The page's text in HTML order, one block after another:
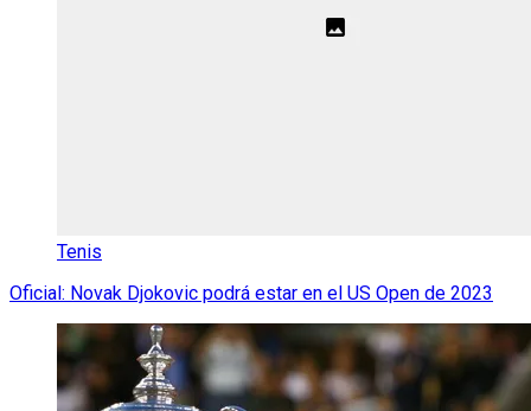
Tenis
Oficial: Novak Djokovic podrá estar en el US Open de 2023